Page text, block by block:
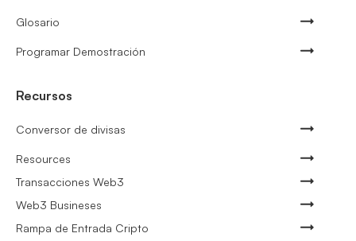
Glosario
Programar Demostración
Recursos
Conversor de divisas
Resources
Transacciones Web3
Web3 Busineses
Rampa de Entrada Cripto